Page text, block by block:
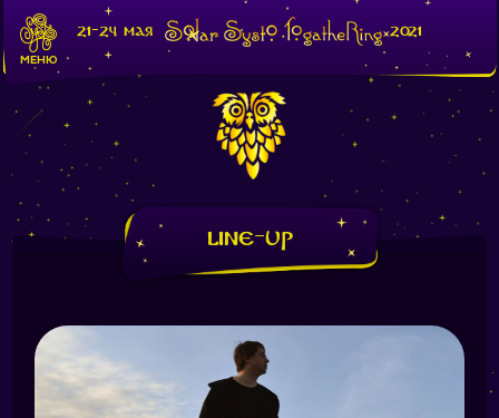
МЕНЮ
21-24 мая 2021
Line-Up